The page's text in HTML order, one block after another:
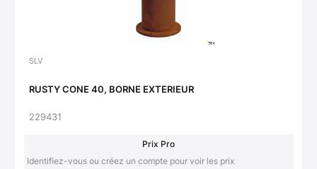
SLV
RUSTY CONE 40, BORNE EXTERIEUR
229431
Prix Pro
Identifiez-vous ou créez un compte pour voir les prix